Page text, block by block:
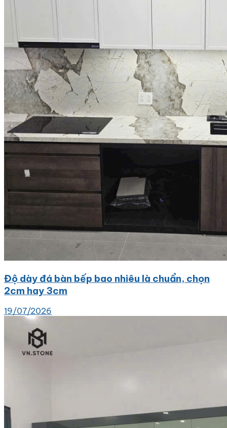
Độ dày đá bàn bếp bao nhiêu là chuẩn, chọn
2cm hay 3cm
19/07/2026